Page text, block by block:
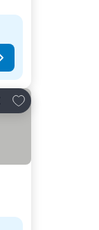
Lisää suosikkeihin